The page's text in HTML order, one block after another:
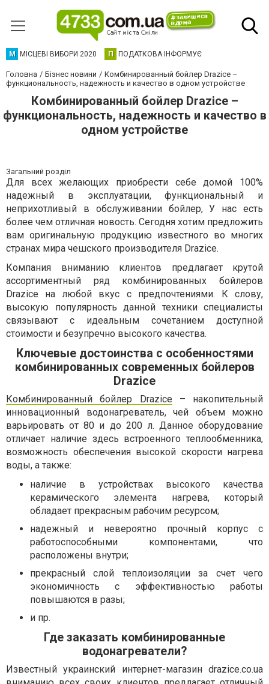
М МІСЦЕВІ ВИБОРИ 2020 П ПОДАТКОВА ІНФОРМУЄ
Головна Бізнес новини
Комбинированный бойлер Drazice –
функциональность, надежность и качество в одном устройстве
Комбинированный бойлер Drazice –
функциональность, надежность и качество в
одном устройстве
Загальний розділ
Для всех желающих приобрести себе домой 100%
надежный в эксплуатации, функциональный и
неприхотливый в обслуживании бойлер, У нас есть
более чем отличная новость. Сегодня хотим предложить
вам оригинальную продукцию известного во многих
странах мира чешского производителя Drazice.
Компания вниманию клиентов предлагает крутой
ассортиментный ряд комбинированных бойлеров
Drazice на любой вкус с предпочтениями. К слову,
высокую популярность данной техники специалисты
связывают с идеальным сочетанием доступной
стоимости и безупречно высокого качества.
Ключевые достоинства с особенностями
комбинированных современных бойлеров
Drazice
Комбинированный бойлер Drazice – накопительный
инновационный водонагреватель, чей объем можно
варьировать от 80 и до 200 л. Данное оборудование
отличает наличие здесь встроенного теплообменника,
возможность обеспечения высокой скорости нагрева
воды, а также:
наличие в устройствах высокого качества
керамического элемента нагрева, который
обладает прекрасным рабочим ресурсом;
надежный и невероятно прочный корпус с
работоспособными компонентами, что
расположены внутри;
прекрасный слой теплоизоляции за счет чего
экономичность с эффективностью работы
повышаются в разы;
и пр.
Где заказать комбинированные
водонагреватели?
Известный украинский интернет-магазин drazice.co.ua